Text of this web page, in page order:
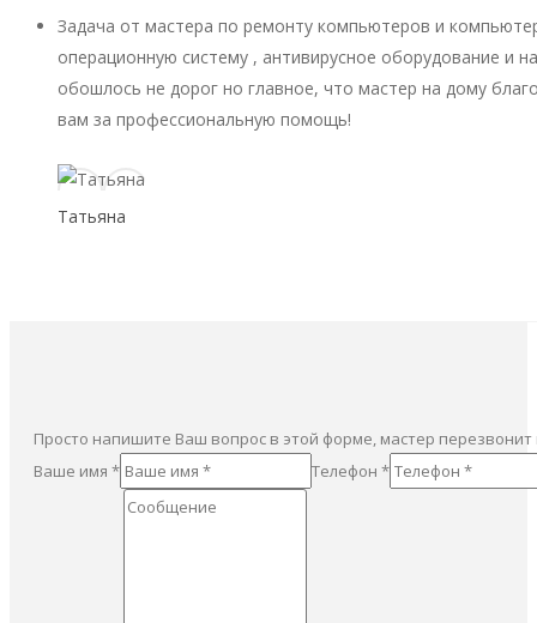
Задача от мастера по ремонту компьютеров и
операционную систему , антивирусное оборудование и
обошлось не дорог но главное, что мастер на дому
вам за профессиональную помощь!
Татьяна
Просто напишите Ваш вопрос в этой форме, мастер
Ваше имя *
Телефон *